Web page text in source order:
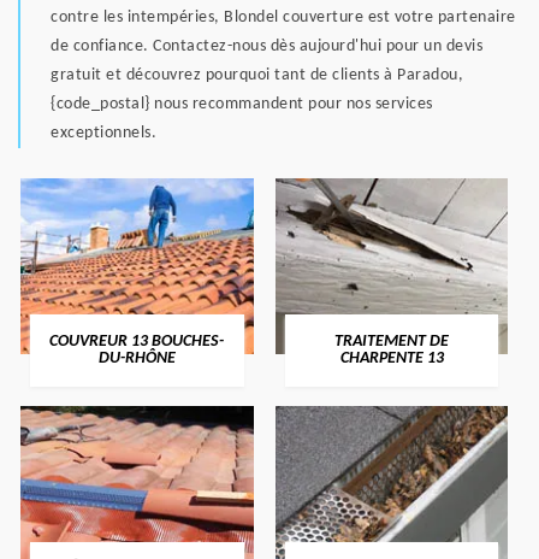
contre les intempéries, Blondel couverture est votre partenaire
de confiance. Contactez-nous dès aujourd'hui pour un devis
gratuit et découvrez pourquoi tant de clients à Paradou,
{code_postal} nous recommandent pour nos services
exceptionnels.
COUVREUR 13 BOUCHES-
DU-RHÔNE
TRAITEMENT DE
CHARPENTE 13